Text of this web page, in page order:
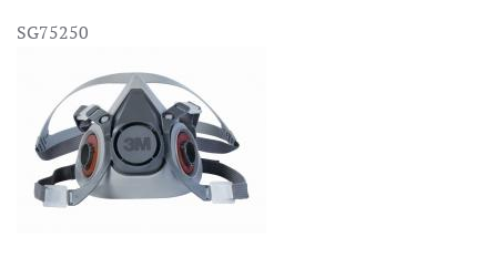
SG75250